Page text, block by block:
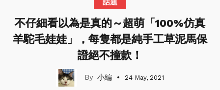
話題
不仔細看以為是真的～超萌「100%仿真
羊駝毛娃娃」，每隻都是純手工草泥馬保
證絕不撞款！
小編 24 May, 2021